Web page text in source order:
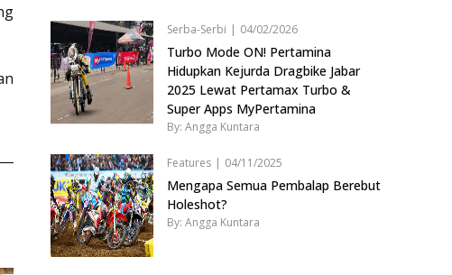
Serba-Serbi | 04/02/2026
Turbo Mode ON! Pertamina
Hidupkan Kejurda Dragbike Jabar
2025 Lewat Pertamax Turbo &
Super Apps MyPertamina
By: Angga Kuntara
Features | 04/11/2025
Mengapa Semua Pembalap Berebut
Holeshot?
By: Angga Kuntara